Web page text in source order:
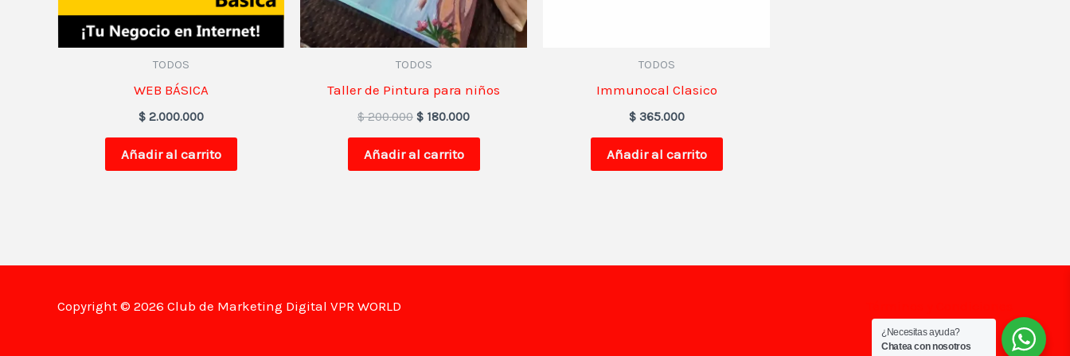
TODOS
WEB BÁSICA
$2.000.000
Añadir al carrito
TODOS
Taller de Pintura para niños
$200.000 $ 180.000
Añadir al carrito
TODOS
Immunocal Clasico
$365.000
Añadir al carrito
Copyright © 2026 Club de Marketing Digital VPR WORLD
¿Necesitas ayuda?
Chatea con nosotros